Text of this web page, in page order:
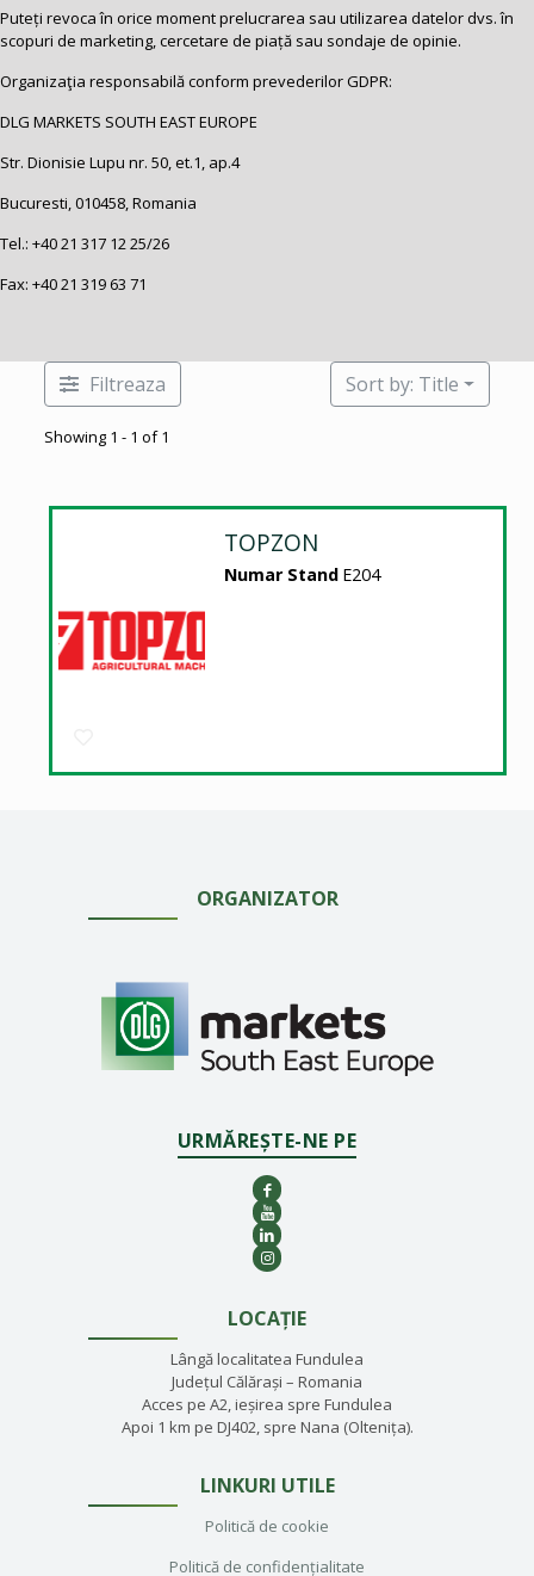
Puteți revoca în orice moment prelucrarea sau utilizarea datelor dvs. în
scopuri de marketing, cercetare de piață sau sondaje de opinie.
Organizaţia responsabilă conform prevederilor GDPR:
DLG MARKETS SOUTH EAST EUROPE
Str. Dionisie Lupu nr. 50, et.1, ap.4
Bucuresti, 010458, Romania
Tel.: +40 21 317 12 25/26
Fax: +40 21 319 63 71
Filtreaza
Showing 1 - 1 of 1
Sort by: Title
TOPZON
Numar Stand E204
ORGANIZATOR
URMĂREȘTE-NE PE
LOCAȚIE
Lângă localitatea Fundulea
Județul Călărași – Romania
Acces pe A2, ieșirea spre Fundulea
Apoi 1 km pe DJ402, spre Nana (Oltenița).
LINKURI UTILE
Politică de cookie
Politică de confidențialitate